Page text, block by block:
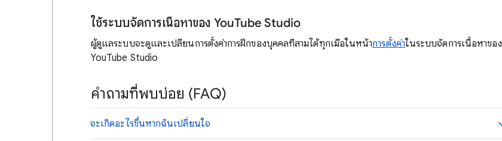
ใช้ระบบจัดการเนื้อหาของ YouTube Studio
ผู้ดูแลระบบจะดูและเปลี่ยนการตั้งค่าการฝึกของบุคคลที่สามได้ทุกเมื่อในหน้าการตั้งค่าในระบบจัดการเนื้อหาของ
YouTube Studio
คำถามที่พบบ่อย (FAQ)
จะเกิดอะไรขึ้นหากฉันเปลี่ยนใจ